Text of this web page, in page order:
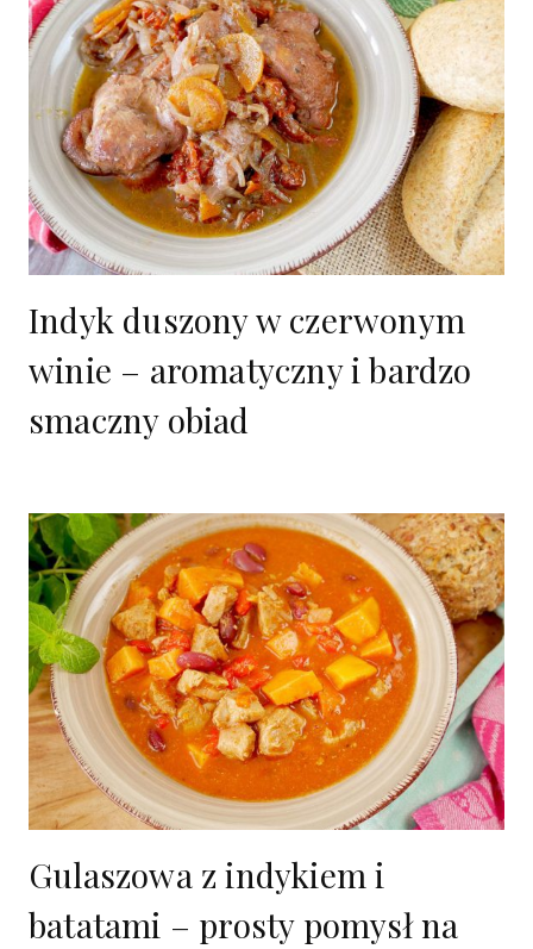
Indyk duszony w czerwonym
winie – aromatyczny i bardzo
smaczny obiad
Gulaszowa z indykiem i
batatami – prosty pomysł na